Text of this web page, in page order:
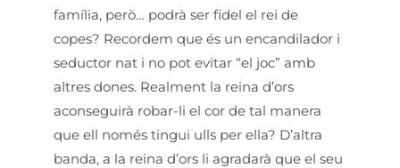
família, però… podrà ser fidel el rei de
copes? Recordem que és un encandilador i
seductor nat i no pot evitar “el joc” amb
altres dones. Realment la reina d’ors
aconseguirà robar-li el cor de tal manera
que ell només tingui ulls per ella? D’altra
banda, a la reina d’ors li agradarà que el seu